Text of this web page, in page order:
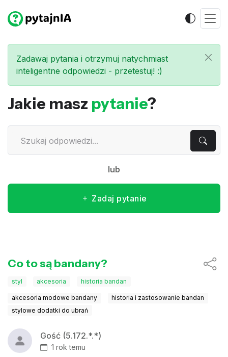
Zadawaj pytania i otrzymuj natychmiast
inteligentne odpowiedzi - przetestuj! :)
Jakie masz pytanie?
lub
Zadaj pytanie
Co to są bandany?
styl akcesoria historia bandan
akcesoria modowe bandany
historia i zastosowanie bandan
stylowe dodatki do ubrań
Gość (5.172.*.*)
1 rok temu